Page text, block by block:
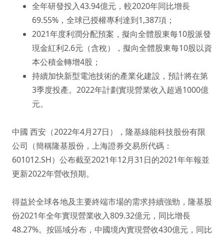
全年研發投入43.94億元，較2020年同比增長
69.55%，全球已授權專利達到1,387項；
2021年度利潤分配預案，擬向全體股東每10股派發
現金紅利2.6元（含稅），擬向全體股東每10股以資
本公積金轉增4股；
持續加快新型電池技術的產業化建設，預計將在第
3季度投產。2022年計劃實現營業收入超過1000億
元。
中國 西安（2022年4月27日），隆基綠能科技股份有限
公司（簡稱隆基股份，上海證券交易所代碼：
601012.SH）公布截至2021年12月31日的2021年年報並
更新2022年營收預期。
得益於全球各地及主要終端市場的需求持續強勁，隆基股
份2021年全年實現營業收入809.32億元，同比增長
48.27%。按區域分布，中國境內實現營收430億元，同比